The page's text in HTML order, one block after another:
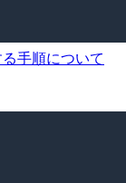
手順について